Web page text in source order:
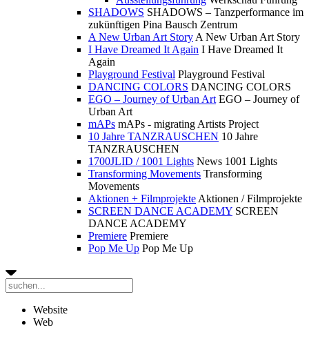
SHADOWS SHADOWS – Tanzperformance im
zukünftigen Pina Bausch Zentrum
A New Urban Art Story A New Urban Art Story
I Have Dreamed It Again I Have Dreamed It
Again
Playground Festival Playground Festival
DANCING COLORS DANCING COLORS
EGO – Journey of Urban Art EGO – Journey of
Urban Art
mAPs mAPs - migrating Artists Project
10 Jahre TANZRAUSCHEN 10 Jahre
TANZRAUSCHEN
1700JLID / 1001 Lights News 1001 Lights
Transforming Movements Transforming
Movements
Aktionen + Filmprojekte Aktionen / Filmprojekte
SCREEN DANCE ACADEMY SCREEN
DANCE ACADEMY
Premiere Premiere
Pop Me Up Pop Me Up
Website
Web